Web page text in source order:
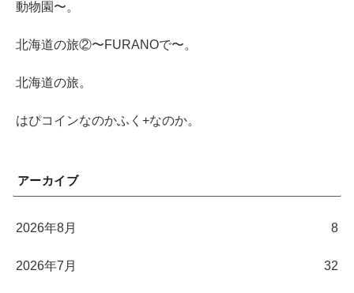
動物園〜。
北海道の旅②〜FURANOで〜。
北海道の旅。
はぴコインなのかふく+なのか。
アーカイブ
2026年8月 8
2026年7月 32